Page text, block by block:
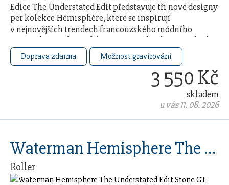
Edice The Understated Edit představuje tři nové designy
per kolekce Hémisphère, které se inspirují
v nejnovějších trendech francouzského módního
průmyslu. Každý model čerpá ze 140letého řemeslného
… Doprava zdarma Možnost gravírování
3 550 Kč
skladem
u vás 11. 08. 2026
Waterman Hemisphere The Understated Edit Stone GT
Roller